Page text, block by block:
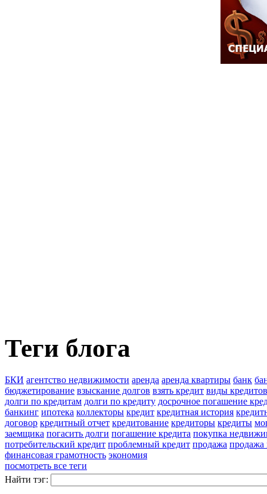
Теги блога
БКИ агентство недвижимости аренда аренда квартиры банк
бюджетирование взыскание долгов взять кредит виды кредитов
долги по кредитам долги по кредиту досрочное погашение
банкинг ипотека коллекторы кредит кредитная история
договор кредитный отчет кредитование кредиторы кредиты
заемщика погасить долги погашение кредита покупка
потребительский кредит проблемный кредит продажа продажа
финансовая грамотность экономия
посмотреть все теги
Найти тэг: